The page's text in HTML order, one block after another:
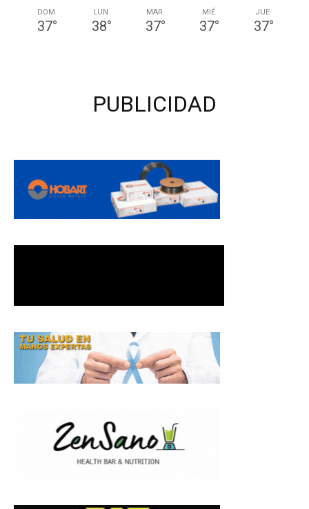
DOM
37°
LUN
38°
MAR
37°
MIÉ
37°
JUE
37°
PUBLICIDAD